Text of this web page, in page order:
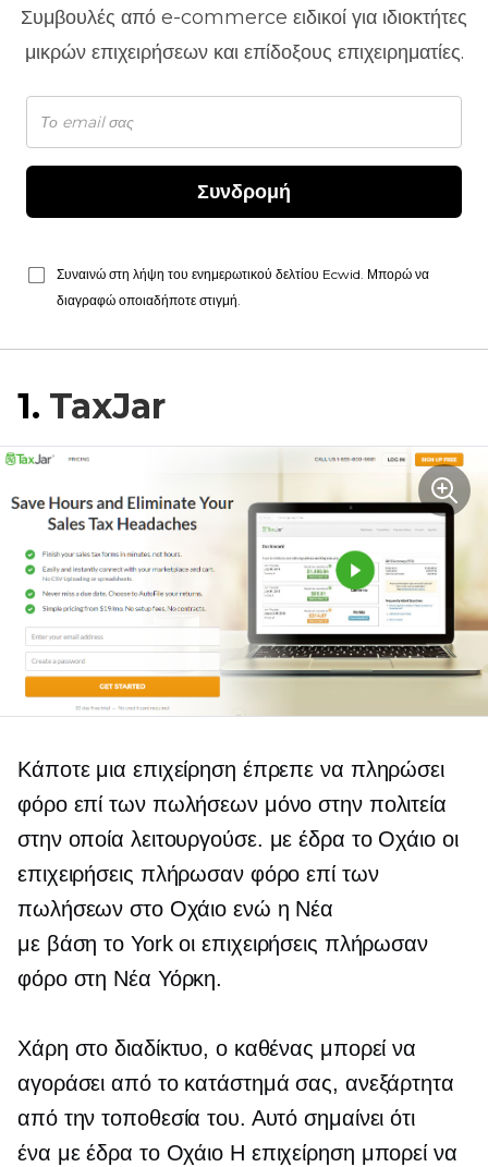
Συμβουλές από e-commerce ειδικοί για ιδιοκτήτες
μικρών επιχειρήσεων και επίδοξους επιχειρηματίες.
Συνδρομή
Συναινώ στη λήψη του ενημερωτικού δελτίου Ecwid. Μπορώ να
διαγραφώ οποιαδήποτε στιγμή.
1. TaxJar
Κάποτε μια επιχείρηση έπρεπε να πληρώσει
φόρο επί των πωλήσεων μόνο στην πολιτεία
στην οποία λειτουργούσε. με έδρα το Οχάιοοι
επιχειρήσεις πλήρωσαν φόρο επί των
πωλήσεων στο Οχάιο ενώ η Νέα
με βάση το Yorkοι επιχειρήσεις πλήρωσαν
φόρο στη Νέα Υόρκη.
Χάρη στο διαδίκτυο, ο καθένας μπορεί να
αγοράσει από το κατάστημά σας, ανεξάρτητα
από την τοποθεσία του. Αυτό σημαίνει ότι
ένα με έδρα το Οχάιο Η επιχείρηση μπορεί να